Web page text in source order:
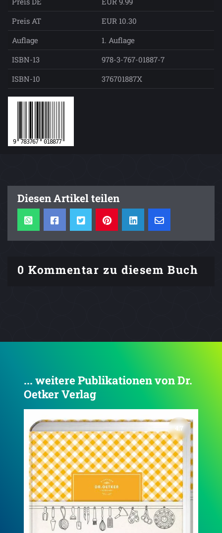
Preis AT
EUR 10.30
Auflage
1. Auflage
ISBN-13
978-3-767-01887-7
ISBN-10
376701887X
Diesen Artikel teilen
0 Kommentar zu diesem Buch
... weitere Publikationen von Dr.
Oetker Verlag
4.7